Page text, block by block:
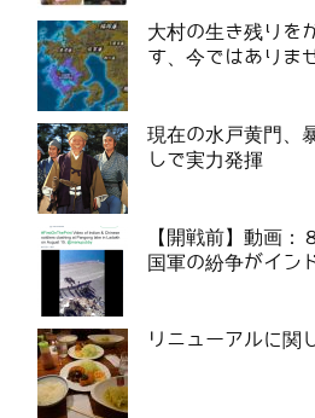
大村の生き残りを
す、今ではありま
現在の水戸黄門、
しで実力発揮
【開戦前】動画：
国軍の紛争がイン
リニューアルに関